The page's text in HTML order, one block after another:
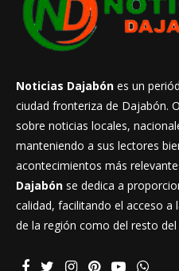
Noticias Dajabón es un
ciudad fronteriza de Dajabón.
sobre noticias locales,
manteniendo a sus lectores
acontecimientos más
Dajabón se dedica a
calidad, facilitando el acceso
de la región como del resto